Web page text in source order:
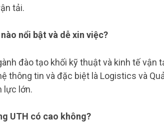
tải.
nổi bật và dễ xin việc?
đào tạo khối kỹ thuật và kinh tế vận
thông tin và đặc biệt là Logistics và
lực lớn.
UTH có cao không?